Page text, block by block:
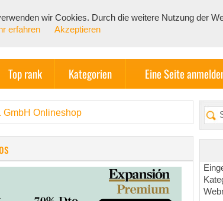
Top rank Kategorien Eine Seite
GmbH Onlineshop
wir Cookies. Durch die weitere Nutzung der
erfahren Akzeptieren